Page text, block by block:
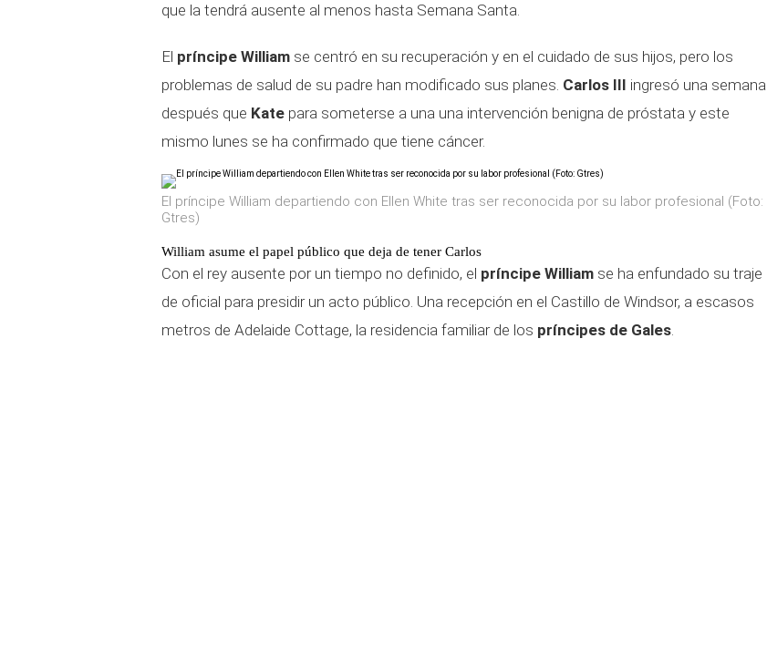
que la tendrá ausente al menos hasta Semana Santa.
El príncipe William se centró en su recuperación y en el cuidado de sus hijos, pero los
problemas de salud de su padre han modificado sus planes. Carlos III ingresó una semana
después que Kate para someterse a una una intervención benigna de próstata y este
mismo lunes se ha confirmado que tiene cáncer.
El príncipe William departiendo con Ellen White tras ser reconocida por su labor profesional (Foto:
Gtres)
William asume el papel público que deja de tener Carlos
Con el rey ausente por un tiempo no definido, el príncipe William se ha enfundado su traje
de oficial para presidir un acto público. Una recepción en el Castillo de Windsor, a escasos
metros de Adelaide Cottage, la residencia familiar de los príncipes de Gales.